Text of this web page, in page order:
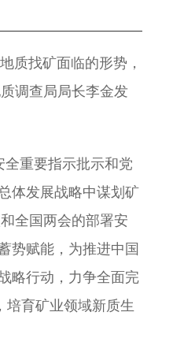
质找矿面临的形势，
调查局局长李金发
重要指示批示和党
体发展战略中谋划矿
全国两会的部署安
势赋能，为推进中国
略行动，力争全面完
培育矿业领域新质生